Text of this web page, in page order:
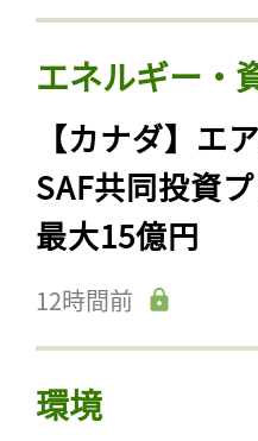
エネルギー・
【カナダ】エ
SAF共同投資
最大15億円
12時間前
環境